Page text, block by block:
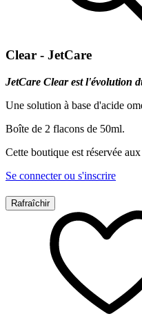
Clear - JetCare
JetCare Clear est l'évolution
Une solution à base d'acide
Boîte de 2 flacons de 50ml.
Cette boutique est réservée
Se connecter ou s'inscrire